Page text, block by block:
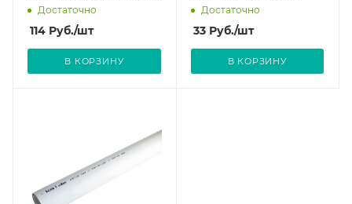
(штанга: 4 м)
стекловолокно
Достаточно
114 Руб./шт
В КОРЗИНУ
(штанга: 4 м)
Достаточно
33Руб./шт
В КОРЗИНУ